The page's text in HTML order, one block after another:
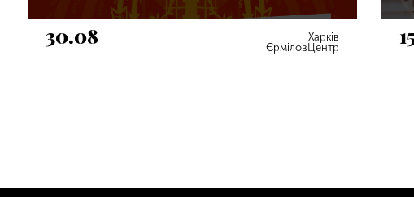
30.08
Харків
ЄрміловЦентр